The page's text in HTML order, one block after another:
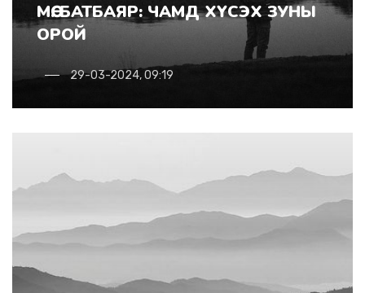
МӨ. БАТБАЯР: ЧАМД ХҮСЭХ ЗУНЫ
ОРОЙ
29-03-2024, 09:19